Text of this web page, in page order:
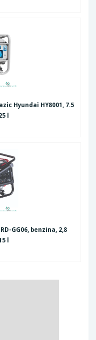
Hyundai HY8001, 7.5
l
GG06, benzina, 2,8
l